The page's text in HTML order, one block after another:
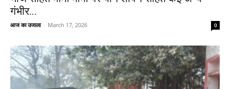
गंभीर...
आज का उजाला - March 17, 2026 0